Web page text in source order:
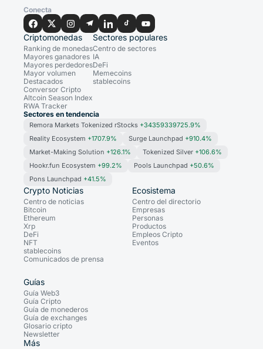
Conecta
Criptomonedas
Ranking de monedas
Mayores ganadores
Mayores perdedores
Mayor volumen
Destacados
Conversor Cripto
Altcoin Season Index
RWA Tracker
Sectores populares
Centro de sectores
IA
DeFi
Memecoins
stablecoins
Sectores en tendencia
Remora Markets Tokenized rStocks +34359339725.9%
Reality Ecosystem +1707.9% Surge Launchpad +910.4%
Market-Making Solution +126.1% Tokenized Silver +106.6%
Hookr.fun Ecosystem +99.2% Pools Launchpad +50.6%
Pons Launchpad +41.5%
Crypto Noticias
Centro de noticias
Bitcoin
Ethereum
Xrp
DeFi
NFT
stablecoins
Comunicados de prensa
Ecosistema
Centro del directorio
Empresas
Personas
Productos
Empleos Cripto
Eventos
Guías
Guía Web3
Guía Cripto
Guía de monederos
Guía de exchanges
Glosario cripto
Newsletter
Más